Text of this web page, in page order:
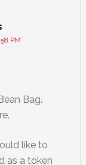
PM
Bag.
like to
as a token